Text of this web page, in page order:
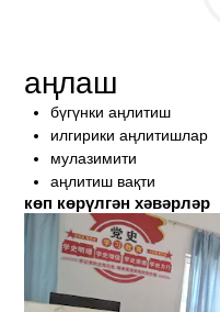
аңлаш
бүгүнки аңлитиш
илгирики аңлитишлар
мулазимити
аңлитиш вақти
көп көрүлгән хәвәрләр